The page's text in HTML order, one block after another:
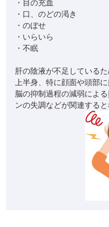
・目の充血
・口、のどの渇き
・のぼせ
・いらいら
・不眠
肝の陰液が不足している
上半身、特に顔面や頭部に
脳の抑制過程の減弱によ
ンの失調などが関連すると